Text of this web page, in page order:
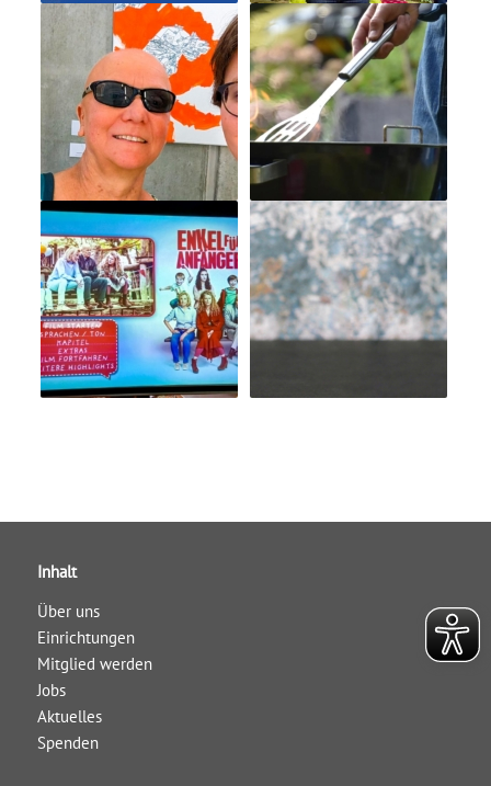
Inhalt
Über uns
Einrichtungen
Mitglied werden
Jobs
Aktuelles
Spenden